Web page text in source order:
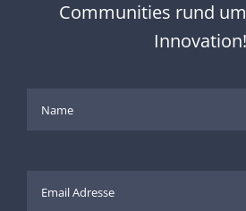
Communities rund
Innovation!